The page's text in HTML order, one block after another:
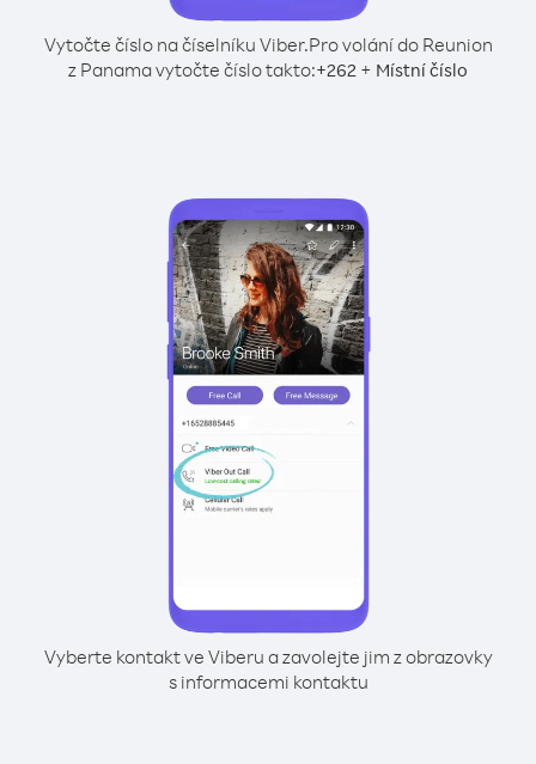
Vytočte číslo na číselníku Viber.Pro volání do Reunion
z Panama vytočte číslo takto:+262 + Místní číslo
Vyberte kontakt ve Viberu a zavolejte jim z obrazovky
s informacemi kontaktu